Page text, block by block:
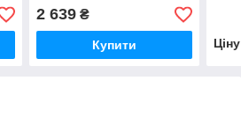
2 639₴
Купити